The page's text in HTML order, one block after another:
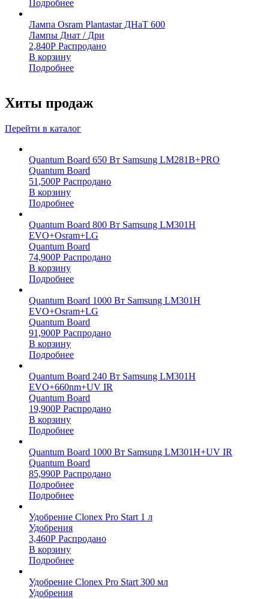
Подробнее
Лампа Osram Plantastar ДНаТ 600
Лампы Днат / Дри
2,840Р Распродано
В корзину
Подробнее
Хиты продаж
Перейти в каталог
Quantum Board 650 Вт Samsung LM281B+PRO
Quantum Board
51,500Р Распродано
В корзину
Подробнее
Quantum Board 800 Вт Samsung LM301H
EVO+Osram+LG
Quantum Board
74,900Р Распродано
В корзину
Подробнее
Quantum Board 1000 Вт Samsung LM301H
EVO+Osram+LG
Quantum Board
91,900Р Распродано
В корзину
Подробнее
Quantum Board 240 Вт Samsung LM301H
EVO+660nm+UV IR
Quantum Board
19,900Р Распродано
В корзину
Подробнее
Quantum Board 1000 Вт Samsung LM301H+UV IR
Quantum Board
85,990Р Распродано
Подробнее
Подробнее
Удобрение Clonex Pro Start 1 л
Удобрения
3,460Р Распродано
В корзину
Подробнее
Удобрение Clonex Pro Start 300 мл
Удобрения